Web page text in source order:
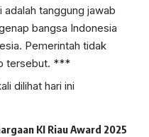
adalah tanggung jawab
bangsa Indonesia
Pemerintah tidak
tersebut. ***
kali dilihat hari ini
KI Riau Award 2025